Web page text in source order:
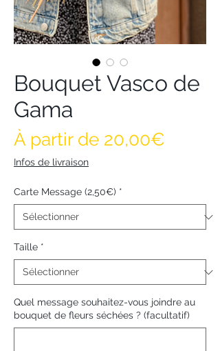
Bouquet Vasco de
Gama
À partir de 20,00€
Infos de livraison
Carte Message (2,50€) *
Taille *
Quel message souhaitez-vous joindre au
bouquet de fleurs séchées ? (facultatif)